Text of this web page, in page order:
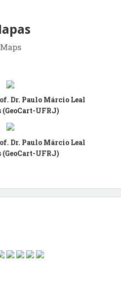
Maps
Dr. Paulo Márcio Leal
(GeoCart-UFRJ)
Dr. Paulo Márcio Leal
(GeoCart-UFRJ)